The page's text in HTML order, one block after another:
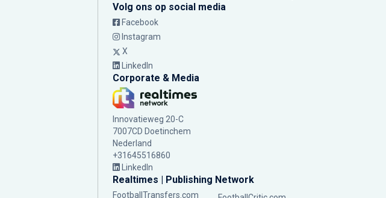
Volg ons op social media
Facebook
Instagram
X
LinkedIn
Corporate & Media
Innovatieweg 20-C
7007CD Doetinchem
Nederland
+31645516860
LinkedIn
Realtimes | Publishing Network
FootballTransfers.com